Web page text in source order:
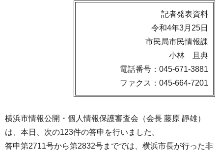
記者発表資料
令和4年3月25日
市民局市民情報課
小林 且典
電話番号：045-671-3881
ファクス：045-664-7201
横浜市情報公開・個人情報保護審査会（会長 藤原 靜雄）
は、本日、次の123件の答申を行いました。
答申第2711号から第2832号まででは、横浜市長が行った非